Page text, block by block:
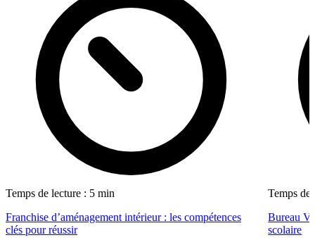
Temps de lecture : 5 min
Franchise d’aménagement intérieur : les compétences
clés pour réussir
Temps de
Bureau
scolaire